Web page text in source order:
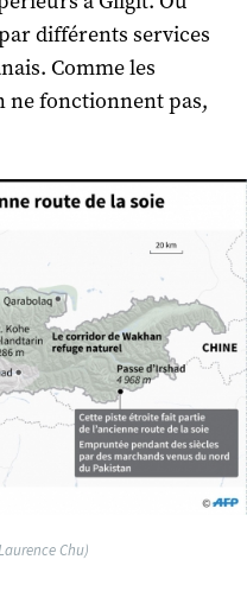
différents services
Comme les
ne fonctionnent pas,
Chu)